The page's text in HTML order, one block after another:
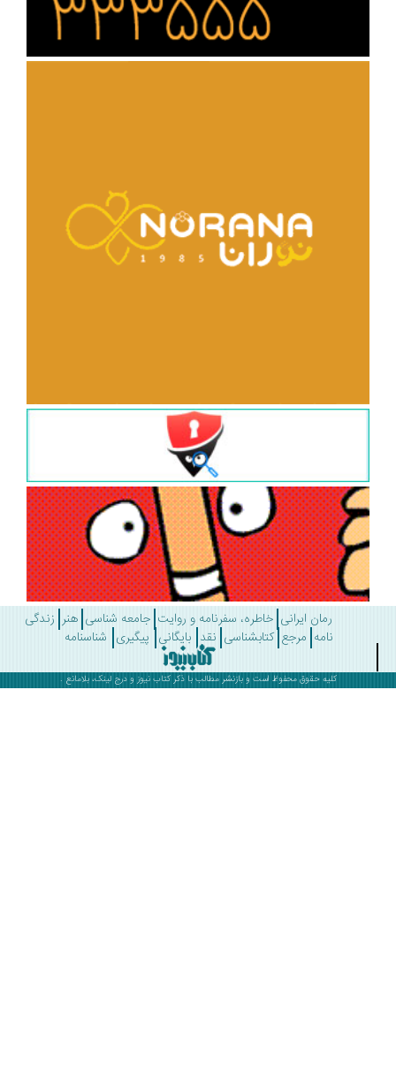
رمان ایرانی خاطره، سفرنامه و روایت جامعه شناسی هنر زندگی
مرجع کتابشناسی نقد بایگانی پیگیری شناسنامه
کلیه حقوق محفوظ است و بازنشر مطالب با ذکرکتاب نیوز و درج لینک، بلامانع .